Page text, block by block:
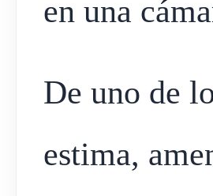
en una
De uno de
estima,